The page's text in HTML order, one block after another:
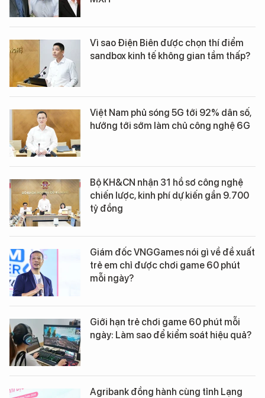
Vì sao Điện Biên được chọn thí điểm
sandbox kinh tế không gian tầm thấp?
Việt Nam phủ sóng 5G tới 92% dân số,
hướng tới sớm làm chủ công nghệ 6G
Bộ KH&CN nhận 31 hồ sơ công nghệ
chiến lược, kinh phí dự kiến gần 9.700
tỷ đồng
Giám đốc VNGGames nói gì về đề xuất
trẻ em chỉ được chơi game 60 phút
mỗi ngày?
Giới hạn trẻ chơi game 60 phút mỗi
ngày: Làm sao để kiểm soát hiệu quả?
Agribank đồng hành cùng tỉnh Lạng